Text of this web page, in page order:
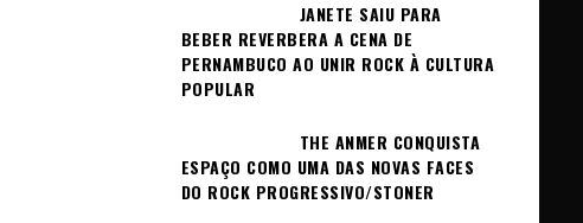
JANETE SAIU PARA
BEBER REVERBERA A CENA DE
PERNAMBUCO AO UNIR ROCK À CULTURA
POPULAR
THE ANMER CONQUISTA
ESPAÇO COMO UMA DAS NOVAS FACES
DO ROCK PROGRESSIVO/STONER